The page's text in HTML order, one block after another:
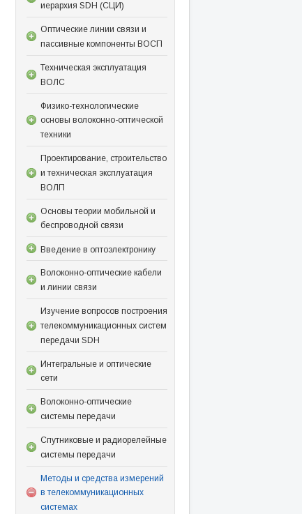
иерархия SDH (СЦИ)
Оптические линии связи и
пассивные компоненты ВОСП
Техническая эксплуатация
ВОЛС
Физико-технологические
основы волоконно-оптической
техники
Проектирование, строительство
и техническая эксплуатация
ВОЛП
Основы теории мобильной и
беспроводной связи
Введение в оптоэлектронику
Волоконно-оптические кабели
и линии связи
Изучение вопросов построения
телекоммуникационных систем
передачи SDH
Интегральные и оптические
сети
Волоконно-оптические
системы передачи
Спутниковые и радиорелейные
системы передачи
Методы и средства измерений
в телекоммуникационных
системах